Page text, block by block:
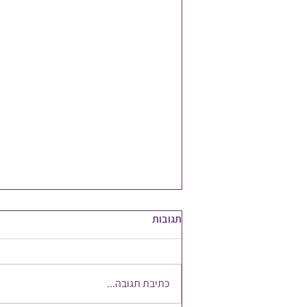
להשקיע במשאב הכי חשוב
תגובות
כתיבת תגובה...